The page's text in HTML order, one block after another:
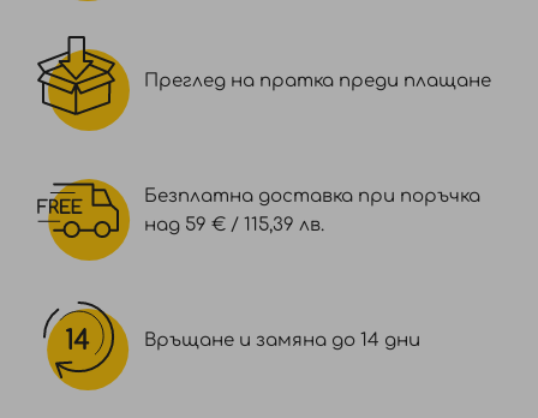
Преглед на пратка преди плащане
Безплатна доставка при поръчка
над 59 € / 115,39 лв.
Връщане и замяна до 14 дни